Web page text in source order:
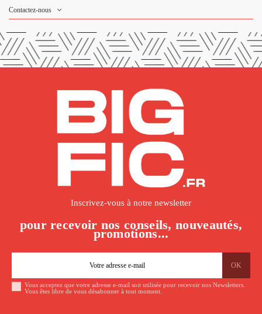
Contactez-nous
Inscrivez-vous à notre newsletter
pour recevoir nos conseils, nouveautés,
promotions...
Vous acceptez que votre adresse e-mail soit utilisée pour recevoir nos Newsletters.
Vous êtes libre de vous désabonner à tout moment.